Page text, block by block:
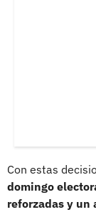
Con estas
domingo
reforzadas y